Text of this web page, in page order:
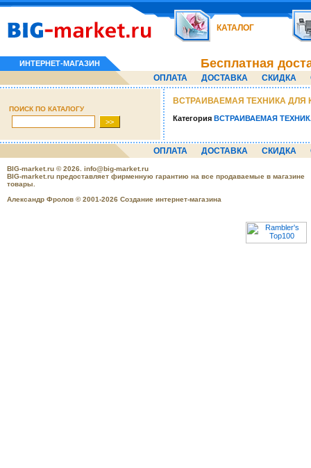
КАТАЛОГ
ИНТЕРНЕТ-МАГАЗИН Бесплатная
ОПЛАТА ДОСТАВКА СКИДКА
ПОИСК ПО КАТАЛОГУ
ВСТРАИВАЕМАЯ ТЕХНИКА ДЛЯ
Категория ВСТРАИВАЕМАЯ
ОПЛАТА ДОСТАВКА СКИДКА
BIG-market.ru © 2026. info@big-market.ru
BIG-market.ru предоставляет фирменную гарантию на все продаваемые в магазине
товары.
Александр Фролов © 2001-2026 Создание интернет-магазина